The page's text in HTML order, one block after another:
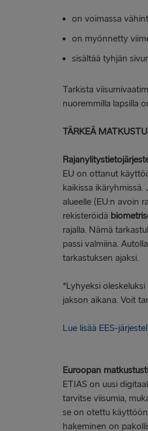
on voimassa
on myönnetty
sisältää tyhjän
Tarkista
nuoremmilla lapsilla
TÄRKEÄ
EU on ottanut
kaikissa
alueelle (EU:n avoin
rekisteröidä
rajalla. Nämä
passi valmiina.
tarkastuksen ajaksi.
*Lyhyeksi
jakson aikana. Voit
Lue lisää EES-
Euroopan
ETIAS on uusi
tarvitse viisumia,
se on otettu
hakeminen on